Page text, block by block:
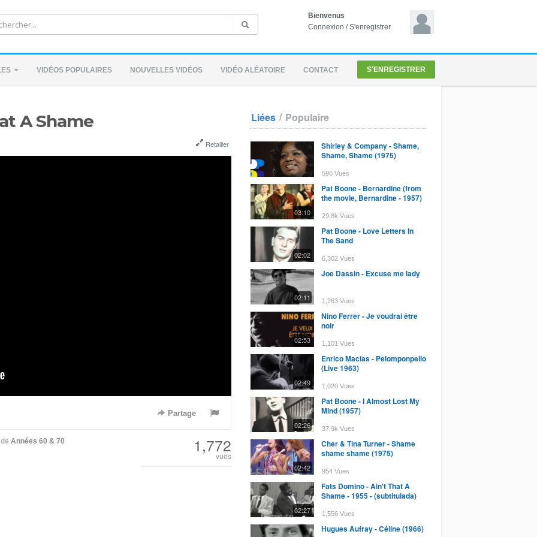
Bienvenus
Connexion /S'enregistrer
VIDÉOS POPULAIRES NOUVELLES VIDÉOS VIDÉO ALÉATOIRE CONTACT S'ENREGISTRER
A Shame
Retailler
Partage
de Années 60 & 70 1,772
vues
Liées / Populaire
Shirley & Company - Shame,
Shame, Shame (1975)
596 Vues
03:10
Pat Boone - Bernardine (from
the movie, Bernardine - 1957)
29.8k Vues
02:02
Pat Boone - Love Letters In
The Sand
6,302 Vues
02:11
Joe Dassin - Excuse me lady
1,263 Vues
02:53
Nino Ferrer - Je voudrai être
noir
1,101 Vues
02:49
Enrico Macias - Pelomponpello
(Live 1963)
1,020 Vues
02:26
Pat Boone - I Almost Lost My
Mind (1957)
37.9k Vues
02:42
Cher & Tina Turner - Shame
shame shame (1975)
954 Vues
02:27
Fats Domino - Ain't That A
Shame - 1955 - (subtitulada)
1,556 Vues
Hugues Aufray - Céline (1966)